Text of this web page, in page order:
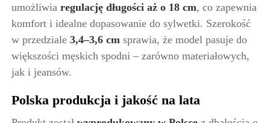
umożliwia regulację długości aż o 18 cm, co zapewnia
komfort i idealne dopasowanie do sylwetki. Szerokość
w przedziale 3,4–3,6 cm sprawia, że model pasuje do
większości męskich spodni – zarówno materiałowych,
jak i jeansów.
Polska produkcja i jakość na lata